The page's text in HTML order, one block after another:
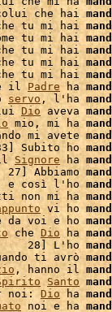
che hai
tu mi hai
tu mi hai
tu mi hai
tu mi hai
tu mi hai
il Padre ha
servo , l'ha
Dio aveva
mio, mi ha
mi avete
ho
il Signore ha
Abbiamo
e così l'ho
non mi ha
vi ho
da voi e ho
che Dio ha
28] L'ho
ti avrò
, hanno il
Santo
noi: Dio ha
noi e ha